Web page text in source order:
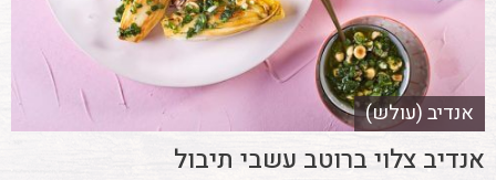
אנדיב (עולש)
אנדיב צלוי ברוטב עשבי תיבול